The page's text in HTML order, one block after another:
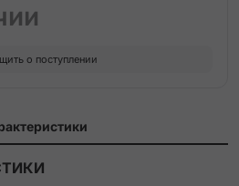
о поступлении